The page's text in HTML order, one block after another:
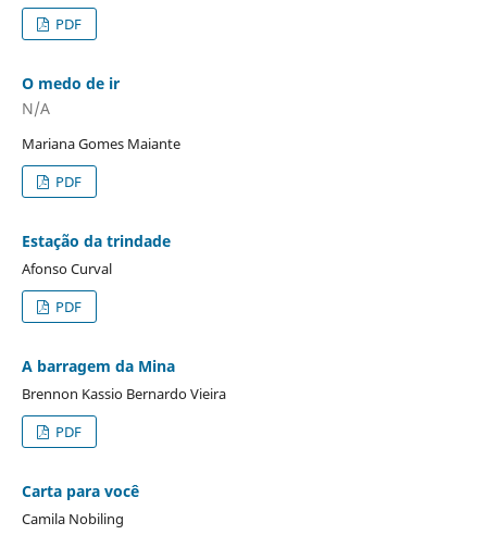
PDF
O medo de ir
N/A
Mariana Gomes Maiante
PDF
Estação da trindade
Afonso Curval
PDF
A barragem da Mina
Brennon Kassio Bernardo Vieira
PDF
Carta para você
Camila Nobiling